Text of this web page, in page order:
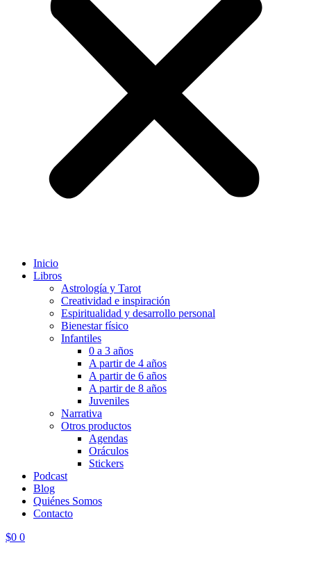
Inicio
Libros
Astrología y Tarot
Creatividad e inspiración
Espiritualidad y desarrollo personal
Bienestar físico
Infantiles
0 a 3 años
A partir de 4 años
A partir de 6 años
A partir de 8 años
Juveniles
Narrativa
Otros productos
Agendas
Oráculos
Stickers
Podcast
Blog
Quiénes Somos
Contacto
$0 0